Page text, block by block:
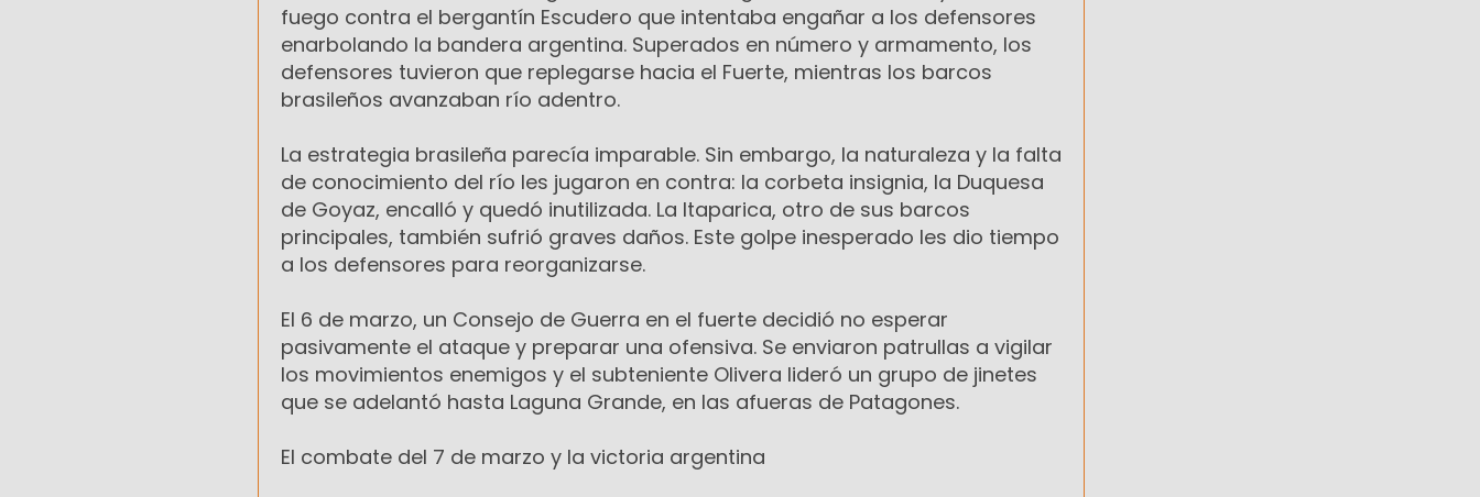
fuego contra el bergantín Escudero que intentaba engañar a los defensores
enarbolando la bandera argentina. Superados en número y armamento, los
defensores tuvieron que replegarse hacia el Fuerte, mientras los barcos
brasileños avanzaban río adentro.
La estrategia brasileña parecía imparable. Sin embargo, la naturaleza y la falta
de conocimiento del río les jugaron en contra: la corbeta insignia, la Duquesa
de Goyaz, encalló y quedó inutilizada. La Itaparica, otro de sus barcos
principales, también sufrió graves daños. Este golpe inesperado les dio tiempo
a los defensores para reorganizarse.
El 6 de marzo, un Consejo de Guerra en el fuerte decidió no esperar
pasivamente el ataque y preparar una ofensiva. Se enviaron patrullas a vigilar
los movimientos enemigos y el subteniente Olivera lideró un grupo de jinetes
que se adelantó hasta Laguna Grande, en las afueras de Patagones.
El combate del 7 de marzo y la victoria argentina